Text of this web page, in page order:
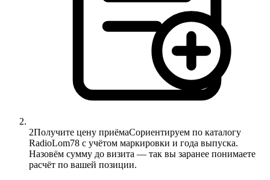
2Получите цену приёмаСориентируем по каталогу
RadioLom78 с учётом маркировки и года выпуска.
Назовём сумму до визита — так вы заранее понимаете
расчёт по вашей позиции.